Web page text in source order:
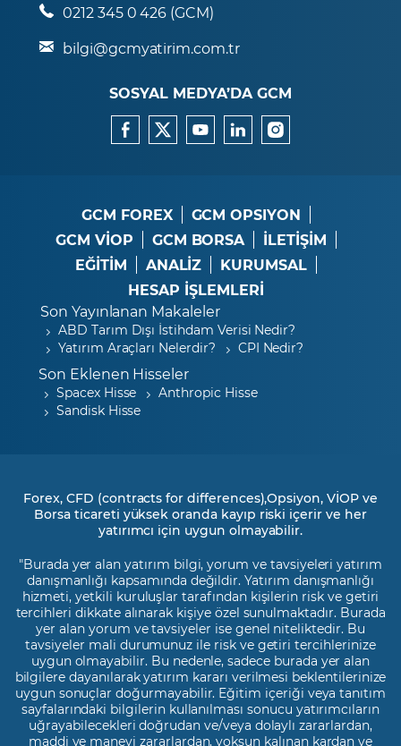
0212 345 0 426 (GCM)
bilgi@gcmyatirim.com.tr
SOSYAL MEDYA’DA GCM
GCM FOREX
GCM OPSIYON
GCM VİOP
GCM BORSA
İLETİŞİM
EĞİTİM
ANALİZ
KURUMSAL
HESAP İŞLEMLERİ
Son Yayınlanan Makaleler
ABD Tarım Dışı İstihdam Verisi Nedir?
Yatırım Araçları Nelerdir?
CPI Nedir?
Son Eklenen Hisseler
Spacex Hisse
Anthropic Hisse
Sandisk Hisse
Forex, CFD (contracts for differences),Opsiyon, VİOP ve
Borsa ticareti yüksek oranda kayıp riski içerir ve her
yatırımcı için uygun olmayabilir.
"Burada yer alan yatırım bilgi, yorum ve tavsiyeleri yatırım
danışmanlığı kapsamında değildir. Yatırım danışmanlığı
hizmeti, yetkili kuruluşlar tarafından kişilerin risk ve getiri
tercihleri dikkate alınarak kişiye özel sunulmaktadır. Burada
yer alan yorum ve tavsiyeler ise genel niteliktedir. Bu
tavsiyeler mali durumunuz ile risk ve getiri tercihlerinize
uygun olmayabilir. Bu nedenle, sadece burada yer alan
bilgilere dayanılarak yatırım kararı verilmesi beklentilerinize
uygun sonuçlar doğurmayabilir. Eğitim içeriği veya tanıtım
sayfalarındaki bilgilerin kullanılması sonucu yatırımcıların
uğrayabilecekleri doğrudan ve/veya dolaylı zararlardan,
maddi ve manevi zararlardan, yoksun kalınan kardan ve